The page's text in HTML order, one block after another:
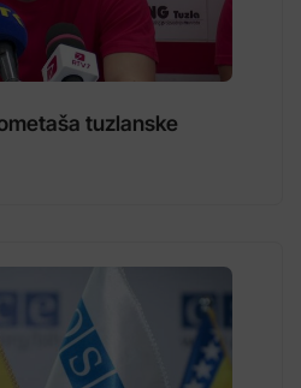
tuzlanske